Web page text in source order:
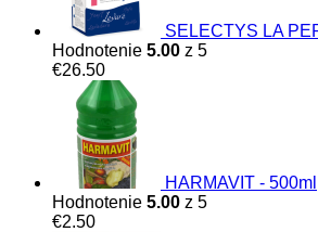
SELECTYS LA
Hodnotenie 5.00 z 5
€26.50
HARMAVIT - 500ml
Hodnotenie 5.00 z 5
€2.50